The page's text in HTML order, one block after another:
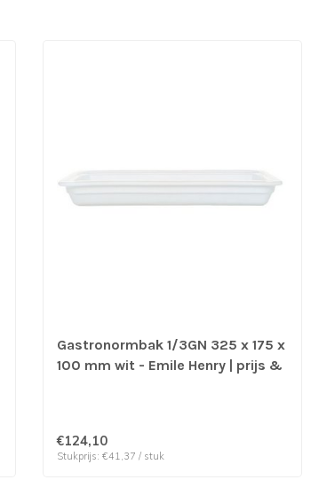
Gastronormbak 1/3GN 325 x 175 x
100 mm wit - Emile Henry | prijs &
€124,10
Stukprijs: €41,37 / stuk